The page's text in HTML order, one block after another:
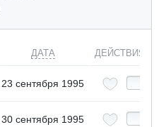
ДАТА ДЕЙСТВИЯ
23 сентября 1995
30 сентября 1995